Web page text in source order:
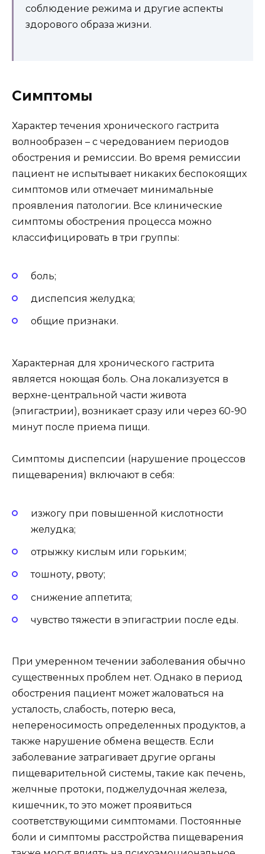
соблюдение режима и другие аспекты
здорового образа жизни.
Симптомы
Характер течения хронического гастрита
волнообразен – с чередованием периодов
обострения и ремиссии. Во время ремиссии
пациент не испытывает никаких беспокоящих
симптомов или отмечает минимальные
проявления патологии. Все клинические
симптомы обострения процесса можно
классифицировать в три группы:
боль;
диспепсия желудка;
общие признаки.
Характерная для хронического гастрита
является ноющая боль. Она локализуется в
верхне-центральной части живота
(эпигастрии), возникает сразу или через 60-90
минут после приема пищи.
Симптомы диспепсии (нарушение процессов
пищеварения) включают в себя:
изжогу при повышенной кислотности
желудка;
отрыжку кислым или горьким;
тошноту, рвоту;
снижение аппетита;
чувство тяжести в эпигастрии после еды.
При умеренном течении заболевания обычно
существенных проблем нет. Однако в период
обострения пациент может жаловаться на
усталость, слабость, потерю веса,
непереносимость определенных продуктов, а
также нарушение обмена веществ. Если
заболевание затрагивает другие органы
пищеварительной системы, такие как печень,
желчные протоки, поджелудочная железа,
кишечник, то это может проявиться
соответствующими симптомами. Постоянные
боли и симптомы расстройства пищеварения